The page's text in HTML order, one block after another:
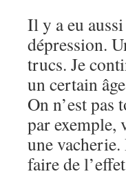
Il y a eu
dépression.
trucs. Je
un certain
On n’est
par exemple,
une
faire de